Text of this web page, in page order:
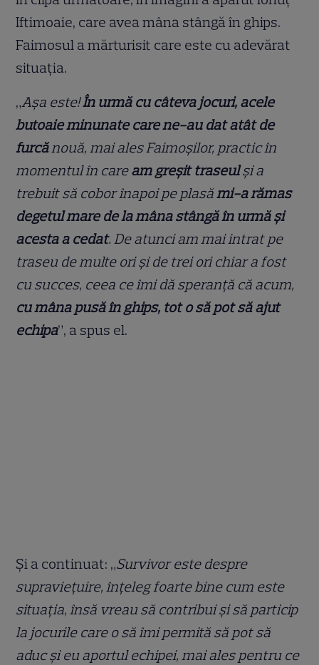
Iftimoaie, care avea mâna stângă în ghips.
Faimosul a mărturisit care este cu adevărat
situația.
„Așa este!În urmă cu câteva jocuri, acele
butoaie minunate care ne-au dat atât de
furcănouă, mai ales Faimoșilor, practic în
momentul în caream greșit traseulși a
trebuit să cobor înapoi pe plasămi-a rămas
degetul mare de la mâna stângă în urmă și
acesta a cedat. De atunci am mai intrat pe
traseu de multe ori și de trei ori chiar a fost
cu succes, ceea ce îmi dă speranță că acum,
cu mâna pusă în ghips, tot o să pot să ajut
echipa”, a spus el.
Și a continuat: „Survivor este despre
supraviețuire, înțeleg foarte bine cum este
situația, însă vreau să contribui și să particip
la jocurile care o să îmi permită să pot să
aduc și eu aportul echipei, mai ales pentru ce